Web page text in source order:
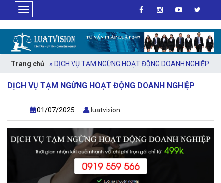
Trang chủ » DỊCH VỤ TẠM NGỪNG HOẠT ĐỘNG DOANH NGHIỆP
DỊCH VỤ TẠM NGỪNG HOẠT ĐỘNG DOANH NGHIỆP
01/07/2025 luatvision